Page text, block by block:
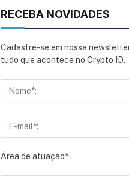
RECEBA NOVIDADES
Cadastre-se em nossa
tudo que acontece no Crypto ID.
Área de atuação*